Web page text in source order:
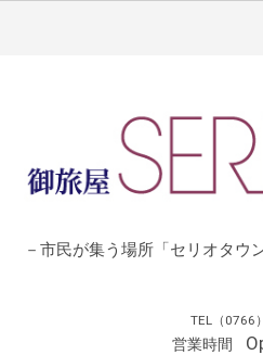
－市民が集う場所「セリオタウ
TEL（0766
営業時間